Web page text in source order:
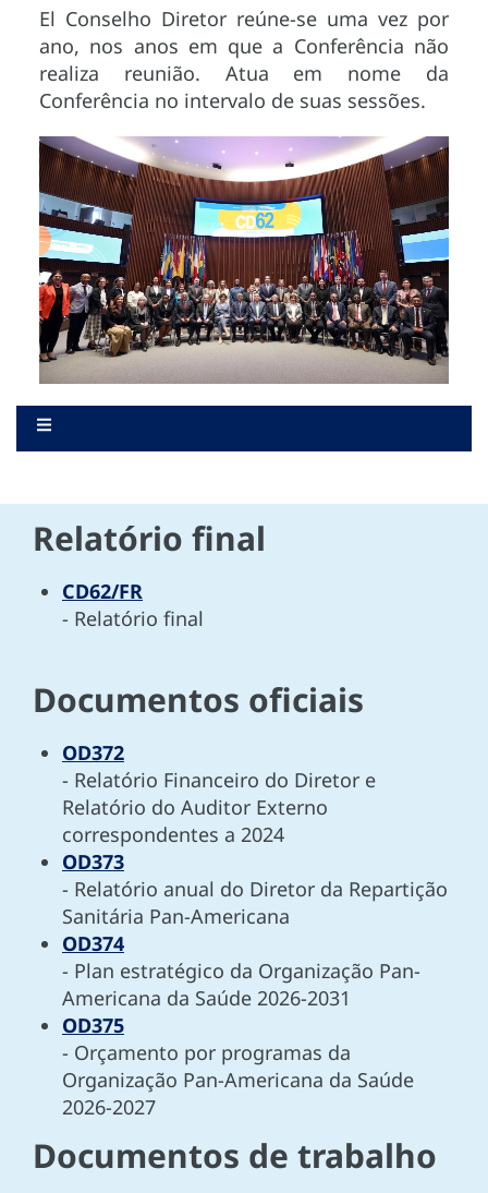
El Conselho Diretor reúne-se uma vez por
ano, nos anos em que a Conferência não
realiza reunião. Atua em nome da
Conferência no intervalo de suas sessões.
.
Relatório final
CD62/FR
- Relatório final
Documentos oficiais
OD372
- Relatório Financeiro do Diretor e
Relatório do Auditor Externo
correspondentes a 2024
OD373
- Relatório anual do Diretor da Repartição
Sanitária Pan-Americana
OD374
- Plan estratégico da Organização Pan-
Americana da Saúde 2026-2031
OD375
- Orçamento por programas da
Organização Pan-Americana da Saúde
2026-2027
Documentos de trabalho